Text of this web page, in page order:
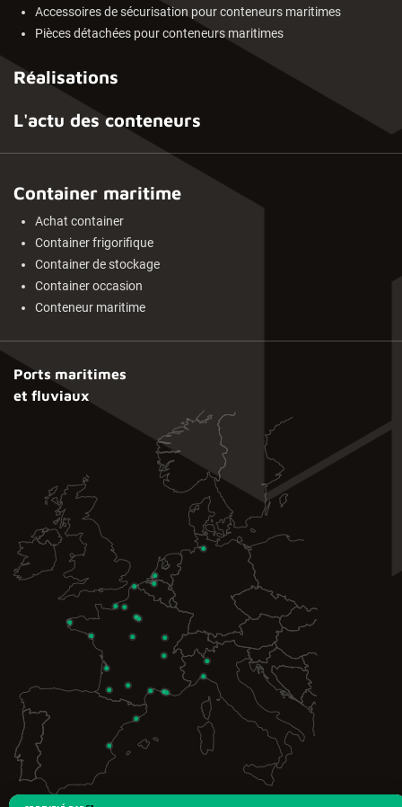
Accessoires de sécurisation pour conteneurs maritimes
Pièces détachées pour conteneurs maritimes
Réalisations
L'actu des conteneurs
Container maritime
Achat container
Container frigorifique
Container de stockage
Container occasion
Conteneur maritime
Ports maritimes
et fluviaux